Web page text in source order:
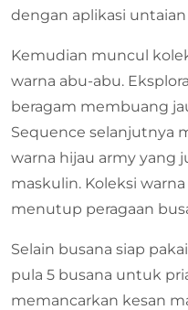
dengan aplikasi
Kemudian muncul
warna abu-abu.
beragam membuang
Sequence selanjutnya
warna hijau army yang
maskulin. Koleksi
menutup peragaan
Selain busana siap
pula 5 busana untuk
memancarkan kesan